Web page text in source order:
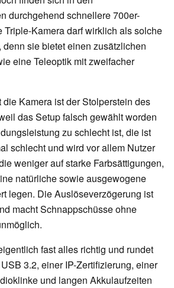
durchgehend schnellere 700er-
Triple-Kamera darf wirklich als solche
sie bietet einen zusätzlichen
eine Teleoptik mit zweifacher
Kamera ist der Stolperstein des
das Setup falsch gewählt worden
zu schlecht ist, die ist
schlecht und wird vor allem Nutzer
weniger auf starke Farbsättigungen,
natürliche sowie ausgewogene
legen. Die Auslöseverzögerung ist
macht Schnappschüsse ohne
fast alles richtig und rundet
3.2, einer IP-Zertifizierung, einer
und langen Akkulaufzeiten